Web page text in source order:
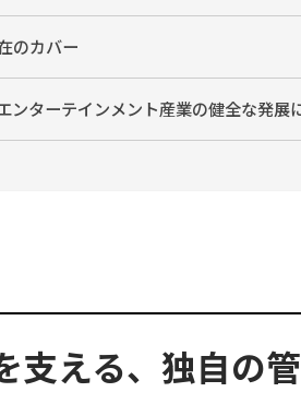
のカバー
ンターテインメント産業の健全な発展
支える、独自の